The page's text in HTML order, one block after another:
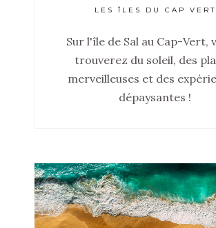
LES ÎLES DU CAP VERT
Sur l'île de Sal au Cap-Vert,
trouverez du soleil, des
merveilleuses et des
dépaysantes !